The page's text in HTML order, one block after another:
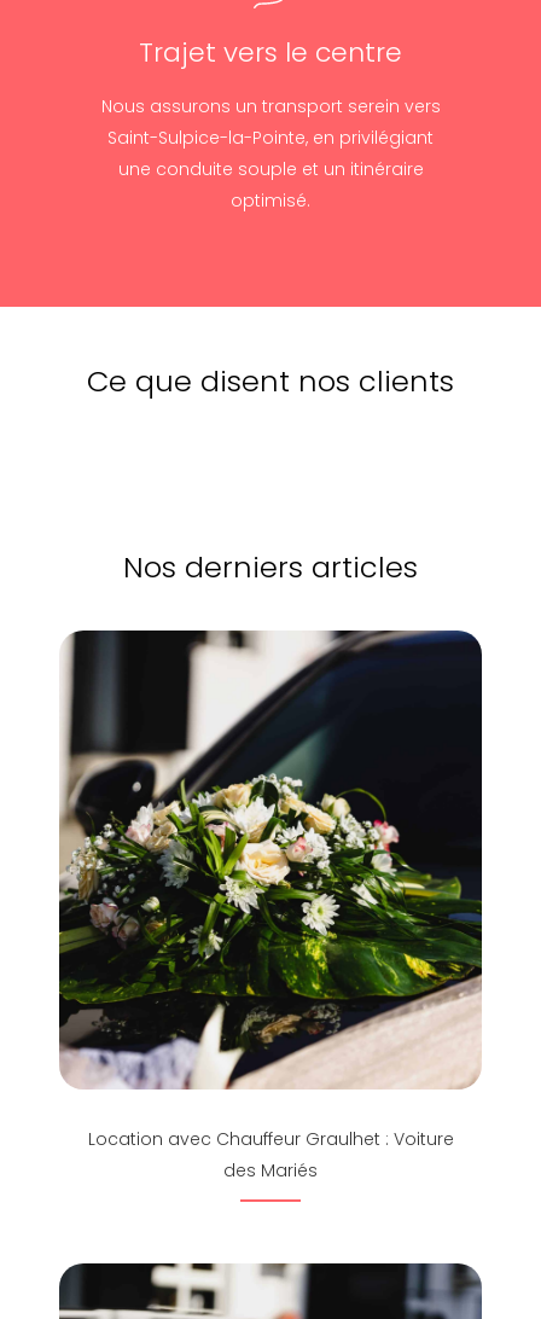
Trajet vers le centre
Nous assurons un transport serein vers
Saint-Sulpice-la-Pointe, en privilégiant
une conduite souple et un itinéraire
optimisé.
Ce que disent nos clients
Nos derniers articles
Location avec Chauffeur Graulhet : Voiture
des Mariés